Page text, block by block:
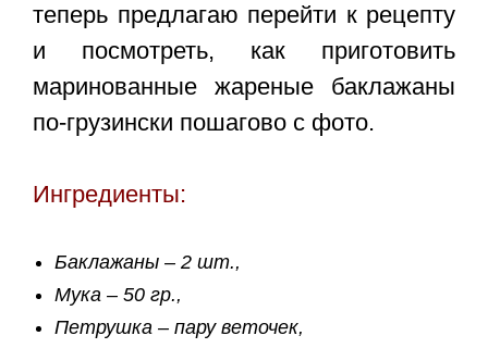
теперь предлагаю перейти к рецепту
и посмотреть, как приготовить
маринованные жареные баклажаны
по-грузински пошагово с фото.
Ингредиенты:
Баклажаны – 2 шт.,
Мука – 50 гр.,
Петрушка – пару веточек,